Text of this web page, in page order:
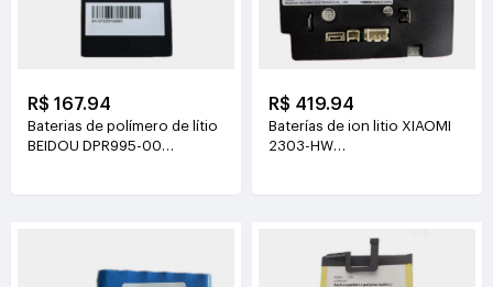
R$ 167.94
Baterias de polímero de lítio
BEIDOU DPR995-00
R$ 419.94
Baterías de ion litio XIAOMI
2303-HW